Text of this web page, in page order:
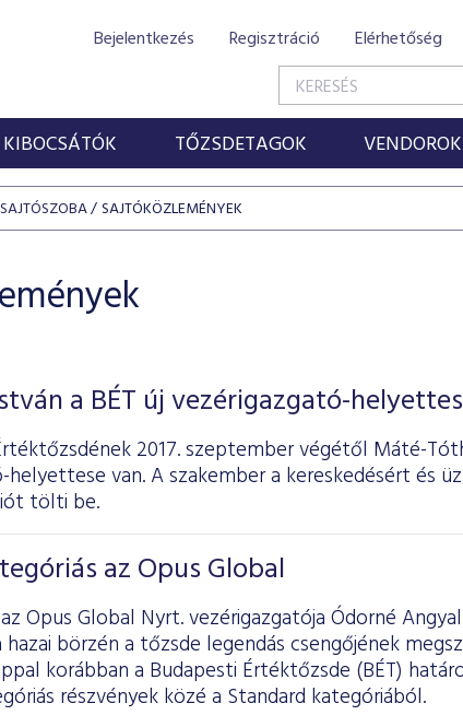
Bejelentkezés Regisztráció Elérhetőség
KIBOCSÁTÓK TŐZSDETAGOK VENDOROK
SAJTÓSZOBA SAJTÓKÖZLEMÉNYEK
a BÉT új vezérigazgató-
2017. szeptember végétől Máté-
helyettese van. A szakember a kereskedésért és
tölti be.
az Opus Global
Opus Global Nyrt. vezérigazgatója Ódorné
börzén a tőzsde legendás csengőjének
korábban a Budapesti Értéktőzsde (BÉT)
részvények közé a Standard kategóriából.